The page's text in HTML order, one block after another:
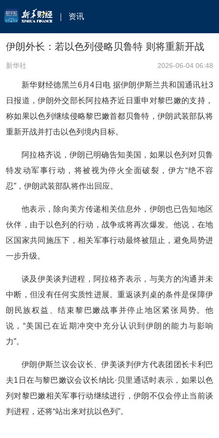
资讯
伊朗外长：若以色列侵略贝鲁特 则将重新开战
新华社 2026-06-04 06:48
新华财经德黑兰6月4日电 据伊朗伊斯兰共和国通讯社3
日报道，伊朗外交部长阿拉格齐近日重申对黎巴嫩的支持，
称如果以色列继续侵略黎巴嫩首都贝鲁特，伊朗武装部队将
重新开战并打击以色列境内目标。
阿拉格齐说，伊朗已明确告知美国，如果以色列对贝鲁
特发动军事行动，将被视为停火全面破裂，伊方“绝不容
忍”，伊朗武装部队将作出回应。
他表示，除向美方传递相关信息外，伊朗也已告知地区
伙伴，由于以色列的行动，战争或将再次爆发。他说，在地
区国家共同施压下，相关军事行动最终被阻止，避免局势进
一步升级。
谈及伊美谈判进程，阿拉格齐表示，与美方的沟通并未
中断，但没有任何实质性进展。重返谈判桌的条件是保障伊
朗民族权益、结束黎巴嫩战事并停止地区紧张局势。他
说，“美国已在近期冲突中充分认识到伊朗的能力与影响
力”。
伊朗伊斯兰议会议长、伊美谈判伊方代表团团长卡利巴
夫1日在与黎巴嫩议会议长纳比·贝里通话时表示，如果以色
列对黎巴嫩相关军事行动继续进行，伊朗不仅会停止当前谈
判进程，还将“站出来对抗以色列”。